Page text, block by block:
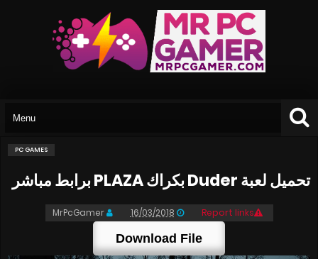
PC GAMES
تحميل لعبة Duder بكراك PLAZA برابط مباشر
MrPcGamer 16/03/2018 Report links
Download File